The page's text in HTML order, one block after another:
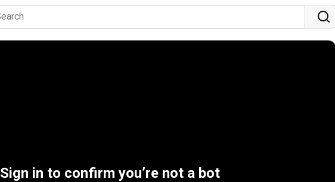
Sign in to confirm you’re not a bot